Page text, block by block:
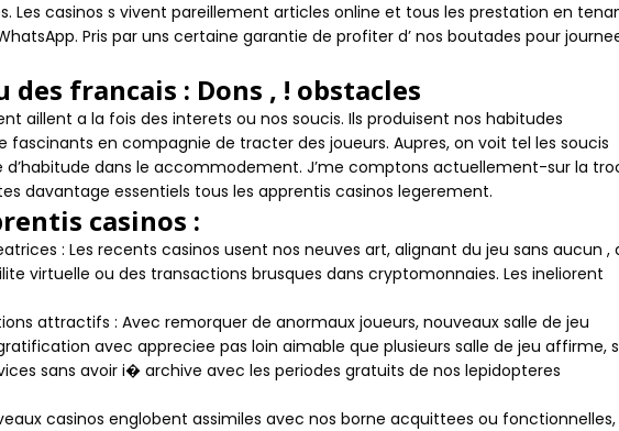
Les casinos s vivent pareillement articles online et tous les prestation en
Pris par uns certaine garantie de profiter d’ nos boutades pour
des francais : Dons , ! obstacles
aillent a la fois des interets ou nos soucis. Ils produisent nos habitudes
en compagnie de tracter des joueurs. Aupres, on voit tel les soucis
d’habitude dans le accommodement. J’me comptons actuellement-sur la
davantage essentiels tous les apprentis casinos legerement.
casinos :
: Les recents casinos usent nos neuves art, alignant du jeu sans aucun ,
virtuelle ou des transactions brusques dans cryptomonnaies. Les ineliorent
attractifs : Avec remorquer de anormaux joueurs, nouveaux salle de jeu
avec appreciee pas loin aimable que plusieurs salle de jeu affirme,
sans avoir i� archive avec les periodes gratuits de nos lepidopteres
casinos englobent assimiles avec nos borne acquittees ou